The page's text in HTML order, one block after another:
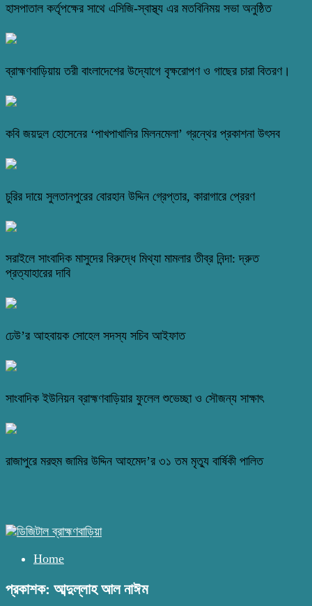
হাসপাতাল কর্তৃপক্ষের সাথে এসিজি-স্বাস্থ্য এর মতবিনিময় সভা অনুষ্ঠিত
ব্রাহ্মণবাড়িয়ায় তরী বাংলাদেশের উদ্যোগে বৃক্ষরোপণ ও গাছের চারা বিতরণ।
কবি জয়দুল হোসেনের ‘পাখপাখালির মিলনমেলা’ গ্রন্থের প্রকাশনা উৎসব
চুরির দায়ে সুলতানপুরের বোরহান উদ্দিন গ্রেপ্তার, কারাগারে প্রেরণ
সরাইলে সাংবাদিক মাসুদের বিরুদ্ধে মিথ্যা মামলার তীব্র নিন্দা: দ্রুত
প্রত্যাহারের দাবি
ঢেউ’র আহবায়ক সোহেল সদস্য সচিব আইফাত
সাংবাদিক ইউনিয়ন ব্রাহ্মণবাড়িয়ার ফুলেল শুভেচ্ছা ও সৌজন্য সাক্ষাৎ
রাজাপুরে মরহুম জামির উদ্দিন আহমেদ’র ৩১ তম মৃত্যু বার্ষিকী পালিত
Home
প্রকাশক: আব্দুল্লাহ আল নাঈম